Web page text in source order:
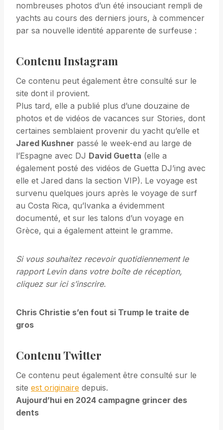
nombreuses photos d’un été insouciant rempli de
yachts au cours des derniers jours, à commencer
par sa nouvelle identité apparente de surfeuse :
Contenu Instagram
Ce contenu peut également être consulté sur le
site dont il provient.
Plus tard, elle a publié plus d’une douzaine de
photos et de vidéos de vacances sur Stories, dont
certaines semblaient provenir du yacht qu’elle et
Jared Kushner passé le week-end au large de
l’Espagne avec DJ David Guetta (elle a
également posté des vidéos de Guetta DJ’ing avec
elle et Jared dans la section VIP). Le voyage est
survenu quelques jours après le voyage de surf
au Costa Rica, qu’Ivanka a évidemment
documenté, et sur les talons d’un voyage en
Grèce, qui a également atteint le gramme.
Si vous souhaitez recevoir quotidiennement le
rapport Levin dans votre boîte de réception,
cliquez sur ici s’inscrire.
Chris Christie s’en fout si Trump le traite de
gros
Contenu Twitter
Ce contenu peut également être consulté sur le
site est originaire depuis.
Aujourd’hui en 2024 campagne grincer des
dents